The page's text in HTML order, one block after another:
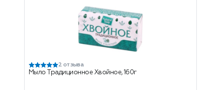
2 отзыва
Мыло Традиционное Хвойное, 160г